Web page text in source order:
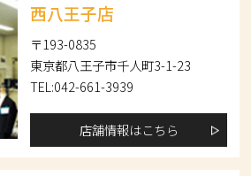
西八王子店
〒193-0835
東京都八王子市千人町3-1-23
TEL:042-661-3939
店舗情報はこちら